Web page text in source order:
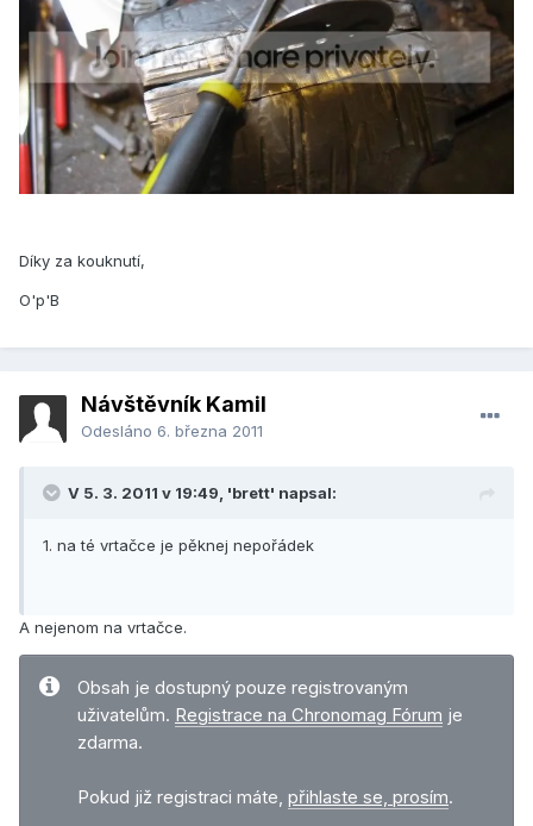
Díky za kouknutí,
O'p'B
Návštěvník Kamil
Odesláno 6. března 2011
V 5. 3. 2011 v 19:49, 'brett' napsal:
1. na té vrtačce je pěknej nepořádek
A nejenom na vrtačce.
Obsah je dostupný pouze registrovaným
uživatelům. Registrace na Chronomag Fórum je
zdarma.
Pokud již registraci máte, přihlaste se, prosím.